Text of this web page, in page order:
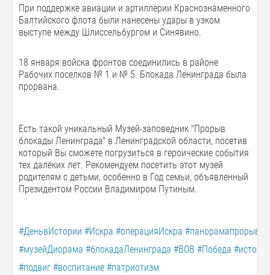
При поддержке авиации и артиллерии Краснознаменного
Балтийского флота были нанесены удары в узком
выступе между Шлиссельбургом и Синявино.
18 января войска фронтов соединились в районе
Рабочих поселков № 1 и № 5. Блокада Ленинграда была
прорвана.
Есть такой уникальный Музей-заповедник "Прорыв
блокады Ленинграда" в Ленинградской области, посетив
который Вы сможете погрузиться в героические события
тех далёких лет. Рекомендуем посетить этот музей
родителям с детьми, особенно в Год семьи, объявленный
Президентом России Владимиром Путиным.
#ДеньвИстории #Искра #операцияИскра #панорамапрорыв
#музейДиорама #блокадаЛенинграда #ВОВ #Победа
#подвиг #воспитание #патриотизм